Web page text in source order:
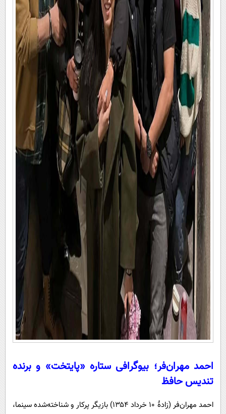
احمد مهران‌فر؛ بیوگرافی ستاره «پایتخت» و برنده
تندیس حافظ
احمد مهران‌فر (زادهٔ ۱۰ خرداد ۱۳۵۴) بازیگر پرکار و شناخته‌شده سینما،